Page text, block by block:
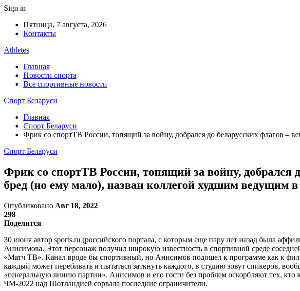
Sign in
Пятница, 7 августа, 2026
Контакты
Athletes
Главная
Новости спорта
Все спортивные новости
Спорт Беларуси
Главная
Спорт Беларуси
Фрик со спортТВ России, топящий за войну, добрался до беларусских флагов –
Спорт Беларуси
Фрик со спортТВ России, топящий за войну, добрался
бред (но ему мало), назван коллегой худшим ведущим
Опубликовано Авг 18, 2022
298
Поделится
30 июня автор sports.ru (российского портала, с которым еще пару лет назад была
Анисимова. Этот персонаж получил широкую известность в спортивной среде
«Матч ТВ». Канал вроде бы спортивный, но Анисимов подошел к программе как к
каждый может перебивать и пытаться заткнуть каждого, в студию зовут спикеров,
«генеральную линию партии». Анисимов и его гости без проблем оскорбляют тех,
ЧМ-2022 над Шотландией сорвала последние ограничители.